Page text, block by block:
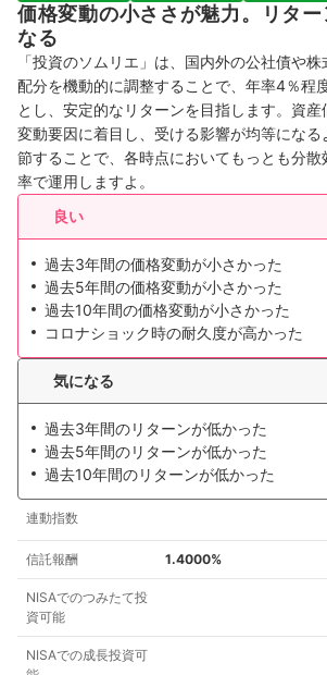
価格変動の小ささが魅力。リタ
なる
「投資のソムリエ」は、国内外の公社債や株
配分を機動的に調整することで、年率4％程
とし、安定的なリターンを目指します。資産
変動要因に着目し、受ける影響が均等になる
節することで、各時点においてもっとも分散
率で運用しますよ。
良い
過去3年間の価格変動が小さかった
過去5年間の価格変動が小さかった
過去10年間の価格変動が小さかった
コロナショック時の耐久度が高かった
気になる
過去3年間のリターンが低かった
過去5年間のリターンが低かった
過去10年間のリターンが低かった
連動指数
信託報酬 1.4000%
NISAでのつみたて投
資可能
NISAでの成長投資可